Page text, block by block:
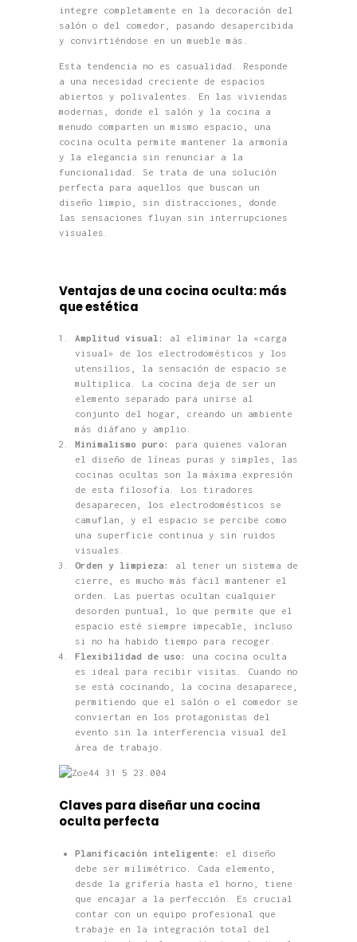
integre completamente en la decoración del
salón o del comedor, pasando desapercibida
y convirtiéndose en un mueble más.
Esta tendencia no es casualidad. Responde
a una necesidad creciente de espacios
abiertos y polivalentes. En las viviendas
modernas, donde el salón y la cocina a
menudo comparten un mismo espacio, una
cocina oculta permite mantener la armonía
y la elegancia sin renunciar a la
funcionalidad. Se trata de una solución
perfecta para aquellos que buscan un
diseño limpio, sin distracciones, donde
las sensaciones fluyan sin interrupciones
visuales.
Ventajas de una cocina oculta: más
que estética
Amplitud visual:
al eliminar la «carga
visual» de los electrodomésticos y los
utensilios, la sensación de espacio se
multiplica. La cocina deja de ser un
elemento separado para unirse al
conjunto del hogar, creando un ambiente
más diáfano y amplio.
Minimalismo puro:
para quienes valoran
el diseño de líneas puras y simples, las
cocinas ocultas son la máxima expresión
de esta filosofía. Los tiradores
desaparecen, los electrodomésticos se
camuflan, y el espacio se percibe como
una superficie continua y sin ruidos
visuales.
Orden y limpieza:
al tener un sistema de
cierre, es mucho más fácil mantener el
orden. Las puertas ocultan cualquier
desorden puntual, lo que permite que el
espacio esté siempre impecable, incluso
si no ha habido tiempo para recoger.
Flexibilidad de uso:
una cocina oculta
es ideal para recibir visitas. Cuando no
se está cocinando, la cocina desaparece,
permitiendo que el salón o el comedor se
conviertan en los protagonistas del
evento sin la interferencia visual del
área de trabajo.
Claves para diseñar una cocina
oculta perfecta
Planificación inteligente:
el diseño
debe ser milimétrico. Cada elemento,
desde la grifería hasta el horno, tiene
que encajar a la perfección. Es crucial
contar con un equipo profesional que
trabaje en la integración total del